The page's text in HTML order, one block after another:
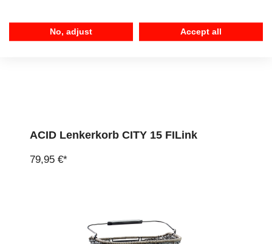
ACID Lenkerkorb CITY 15 FILink
79,95 €*
No, adjust Accept all